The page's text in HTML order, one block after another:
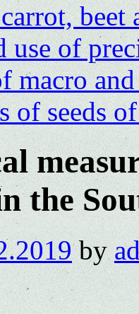
beet
of
macro
of seeds
the
by